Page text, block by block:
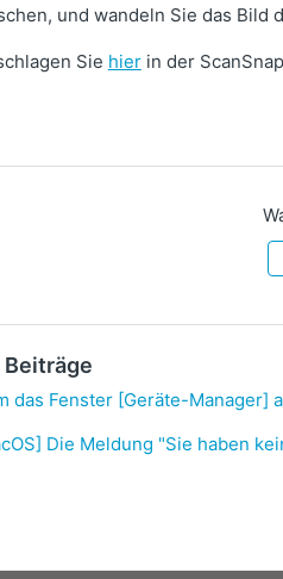
und wandeln Sie das Bild
Sie hierin der
das Fenster [Geräte-Manager]
Die Meldung "Sie haben